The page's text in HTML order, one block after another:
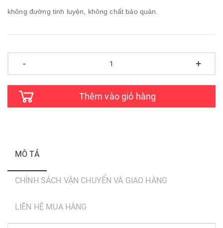
không đường tinh luyện, không chất bảo quản.
- +
Thêm vào giỏ hàng
MÔ TẢ
CHÍNH SÁCH VẬN CHUYỂN VÀ GIAO HÀNG
LIÊN HỆ MUA HÀNG